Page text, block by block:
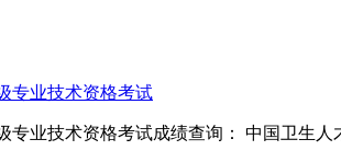
专业技术资格考试
专业技术资格考试成绩查询： 中国卫生人